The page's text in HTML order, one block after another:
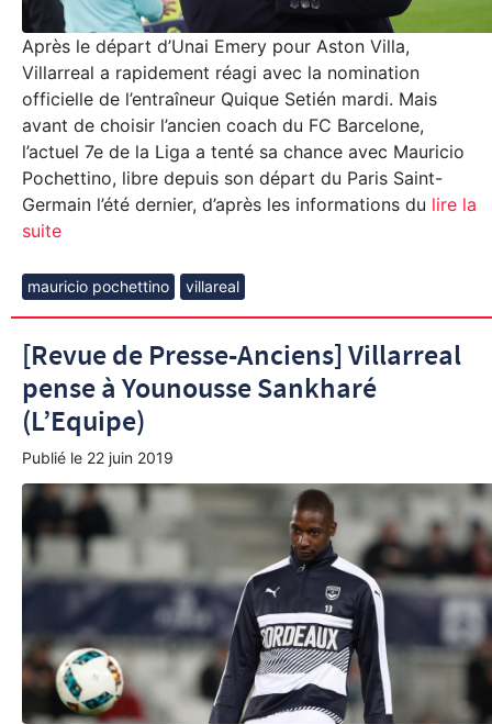
Après le départ d’Unai Emery pour Aston Villa,
Villarreal a rapidement réagi avec la nomination
officielle de l’entraîneur Quique Setién mardi. Mais
avant de choisir l’ancien coach du FC Barcelone,
l’actuel 7e de la Liga a tenté sa chance avec Mauricio
Pochettino, libre depuis son départ du Paris Saint-
Germain l’été dernier, d’après les informations du lire la
suite
mauricio pochettino villareal
[Revue de Presse-Anciens] Villarreal
pense à Younousse Sankharé
(L’Equipe)
Publié le 22 juin 2019